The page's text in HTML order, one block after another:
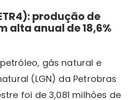
produção de
alta anual de 18,6%
gás natural e
(LGN) da Petrobras
foi de 3,081 milhões de